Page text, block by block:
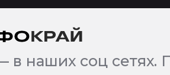
наших соц сетях.